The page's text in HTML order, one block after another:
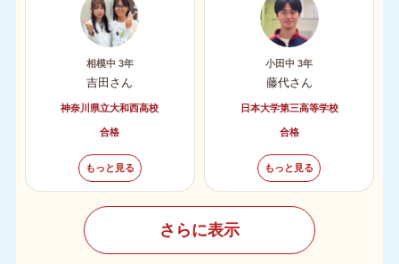
相模中 3年
吉田さん
神奈川県立大和西高校
合格
もっと見る
小田中 3年
藤代さん
日本大学第三高等学校
合格
もっと見る
さらに表示